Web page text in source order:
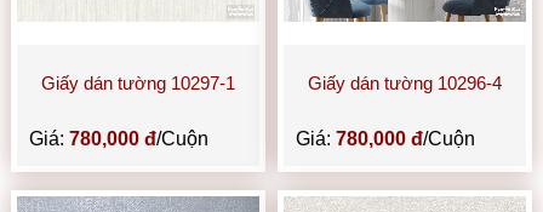
Giấy dán tường 10297-1
Giá:780,000 đ/Cuộn
Giấy dán tường 10296-4
Giá: 780,000 đ/Cuộn